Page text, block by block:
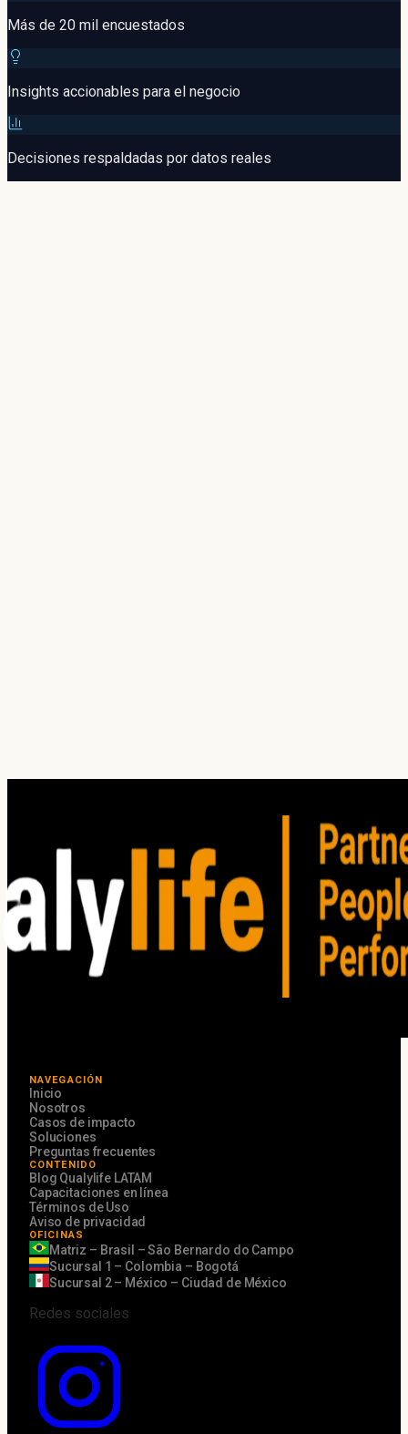
Más de 20 mil encuestados
Insights accionables para el negocio
Decisiones respaldadas por datos reales
NAVEGACIÓN
Inicio
Nosotros
Casos de impacto
Soluciones
Preguntas frecuentes
CONTENIDO
Blog Qualylife LATAM
Capacitaciones en línea
Términos de Uso
Aviso de privacidad
OFICINAS
Matriz – Brasil – São Bernardo do Campo
Sucursal 1 – Colombia – Bogotá
Sucursal 2 – México – Ciudad de México
Redes sociales